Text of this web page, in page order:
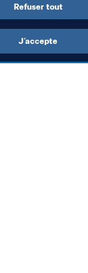
Refuser tout
J’accepte